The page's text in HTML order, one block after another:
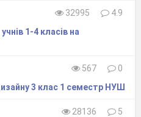
32995
4.9
1-4 класів на
567
0
3 клас 1 семестр НУШ
28136
5